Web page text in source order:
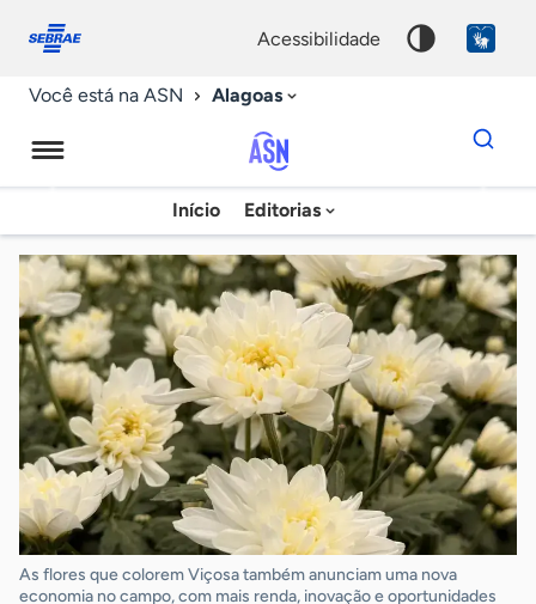
conosco
acessibilidade
Você está na ASN Alagoas
Agência
Sebrae
de
Notícias
Início Editorias
Dados
para
chave
As flores que colorem Viçosa também anunciam uma nova
economia no campo, com mais renda, inovação e oportunidades